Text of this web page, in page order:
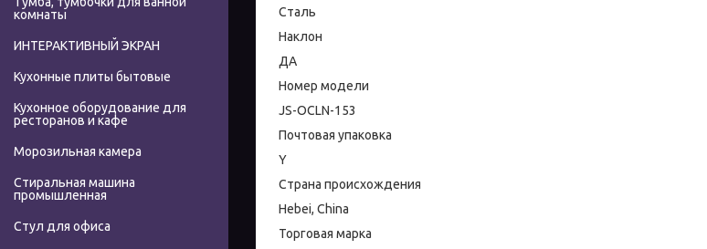
Сталь
Наклон
ДА
Номер модели
JS-OCLN-153
Почтовая упаковка
Y
Страна происхождения
Hebei, China
Торговая марка
комнаты
ИНТЕРАКТИВНЫЙ ЭКРАН
Кухонные плиты бытовые
Кухонное оборудование для
ресторанов и кафе
Морозильная камера
Стиральная машина
промышленная
Стул для офиса